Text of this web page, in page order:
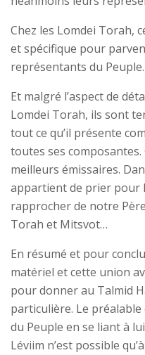
Chez les Lomdei Torah,
et spécifique pour
représentants du Peuple.
Et malgré l’aspect de
Lomdei Torah, ils sont
tout ce qu’il présente
toutes ses composantes.
meilleurs émissaires.
appartient de prier pour
rapprocher de notre
Torah et Mitsvot…
En résumé et pour
matériel et cette union
pour donner au Talmid
particulière. Le préalable
du Peuple en se liant à
Léviim n’est possible